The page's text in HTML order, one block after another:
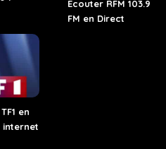
en
internet
Ecouter RFM 103.9
FM en Direct